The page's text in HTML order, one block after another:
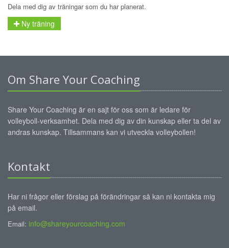
Dela med dig av träningar som du har planerat.
Ny träning
Om Share Your Coaching
Share Your Coaching är en sajt för oss som är ledare för
volleyboll-verksamhet. Dela med dig av din kunskap eller ta del av
andras kunskap. Tillsammans kan vi utveckla volleybollen!
Kontakt
Har ni frågor eller förslag på förändringar så kan ni kontakta mig
på email.
Email: info@shareyourcoaching.com